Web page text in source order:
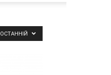
ОСТАННІЙ